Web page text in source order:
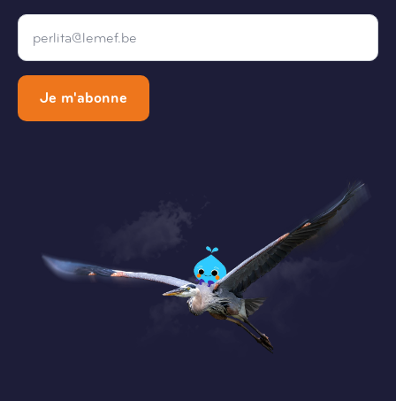
Email
Je m'abonne